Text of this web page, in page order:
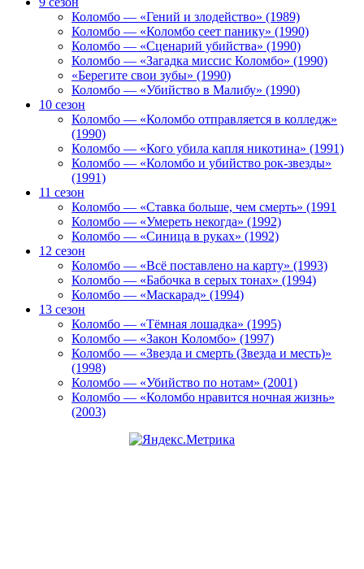
Коломбо — «Гений и злодейство» (1989)
Коломбо — «Коломбо сеет панику» (1990)
Коломбо — «Сценарий убийства» (1990)
Коломбо — «Загадка миссис Коломбо» (1990)
«Берегите свои зубы» (1990)
Коломбо — «Убийство в Малибу» (1990)
10 сезон
Коломбо — «Коломбо отправляется в колледж»
(1990)
Коломбо — «Кого убила капля никотина» (1991)
Коломбо — «Коломбо и убийство рок-звезды»
(1991)
11 сезон
Коломбо — «Ставка больше, чем смерть» (1991
Коломбо — «Умереть некогда» (1992)
Коломбо — «Синица в руках» (1992)
12 сезон
Коломбо — «Всё поставлено на карту» (1993)
Коломбо — «Бабочка в серых тонах» (1994)
Коломбо — «Маскарад» (1994)
13 сезон
Коломбо — «Тёмная лошадка» (1995)
Коломбо — «Закон Коломбо» (1997)
Коломбо — «Звезда и смерть (Звезда и месть)»
(1998)
Коломбо — «Убийство по нотам» (2001)
Коломбо — «Коломбо нравится ночная жизнь»
(2003)